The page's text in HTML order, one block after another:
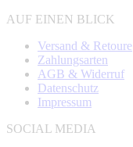
AUF EINEN BLICK
Versand & Retoure
Zahlungsarten
AGB & Widerruf
Datenschutz
Impressum
SOCIAL MEDIA